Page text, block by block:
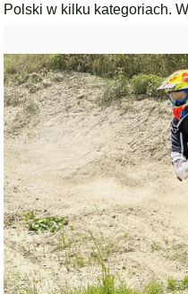
Polski w kilku kategoriach.